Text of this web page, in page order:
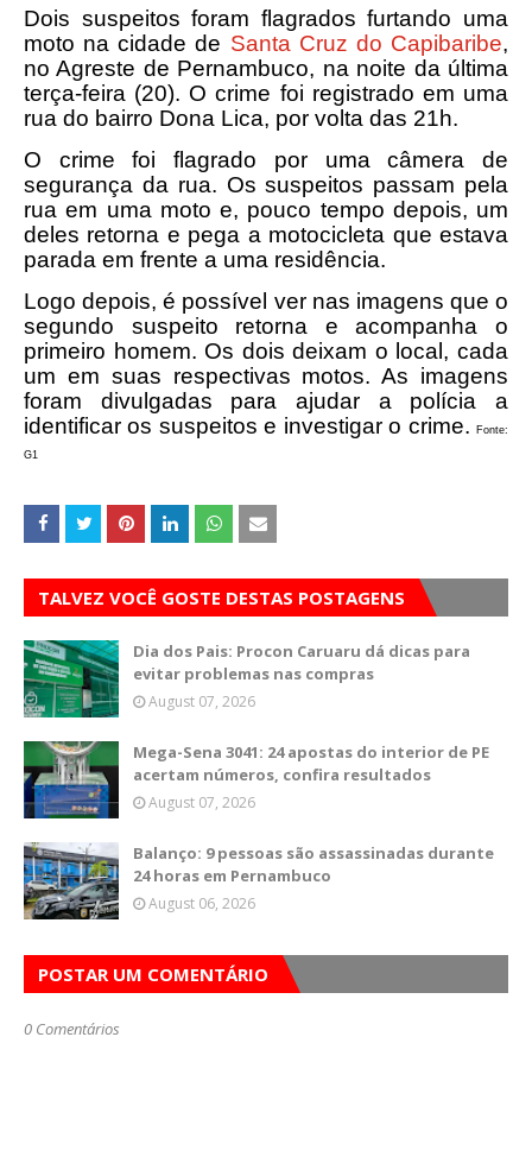
Dois suspeitos foram flagrados furtando uma
moto na cidade de Santa Cruz do Capibaribe,
no Agreste de Pernambuco, na noite da última
terça-feira (20). O crime foi registrado em uma
rua do bairro Dona Lica, por volta das 21h.
O crime foi flagrado por uma câmera de
segurança da rua. Os suspeitos passam pela
rua em uma moto e, pouco tempo depois, um
deles retorna e pega a motocicleta que estava
parada em frente a uma residência.
Logo depois, é possível ver nas imagens que o
segundo suspeito retorna e acompanha o
primeiro homem. Os dois deixam o local, cada
um em suas respectivas motos. As imagens
foram divulgadas para ajudar a polícia a
identificar os suspeitos e investigar o crime.
Fonte:
G1
TALVEZ VOCÊ GOSTE DESTAS POSTAGENS
Dia dos Pais: Procon Caruaru dá dicas para
evitar problemas nas compras
August 07, 2026
Mega-Sena 3041: 24 apostas do interior de PE
acertam números, confira resultados
August 07, 2026
Balanço: 9 pessoas são assassinadas durante
24 horas em Pernambuco
August 06, 2026
POSTAR UM COMENTÁRIO
0 Comentários